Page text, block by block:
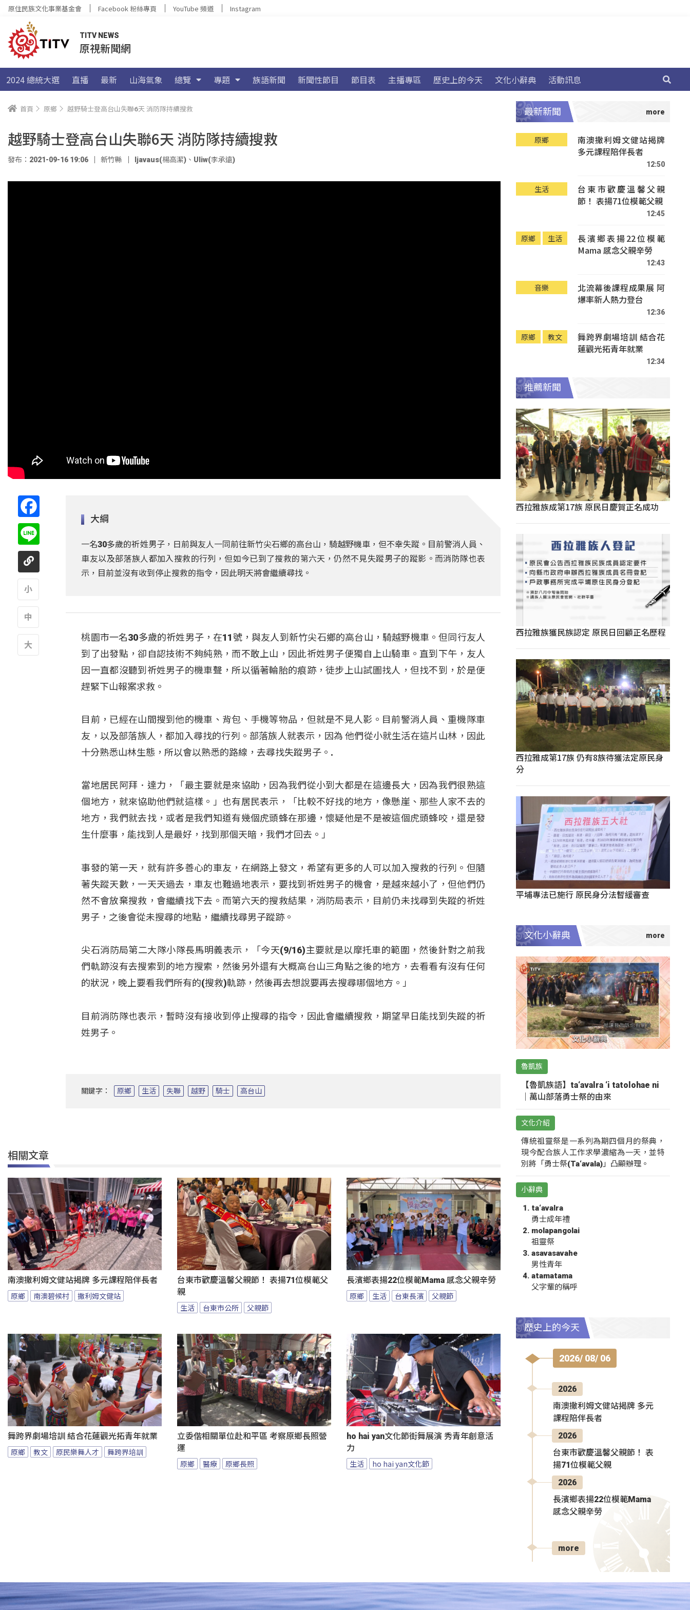
原住民族文化事業基金會 Facebook 粉絲專頁 YouTube 頻道 Instagram
TITV NEWS
原視新聞網
2024 總統大選 直播 最新 山海氣象 總覽 專題 族語新聞 新聞性節目 節目表 主播專區 歷史上的今天 文化小辭典 活動訊息
首頁 原鄉 越野騎士登高台山失聯6天 消防隊持續搜救
越野騎士登高台山失聯6天 消防隊持續搜救
發布：2021-09-16 19:06 新竹縣 ljavaus(楊高潔) 、 Uliw(李承遠)
大綱
一名30多歲的祈姓男子，日前與友人一同前往新竹尖石鄉的高台山，騎越野機車，但不幸失蹤。目前警消人員、
車友以及部落族人都加入搜救的行列，但如今已到了搜救的第六天，仍然不見失蹤男子的蹤影。而消防隊也表
示，目前並沒有收到停止搜救的指令，因此明天將會繼續尋找。
桃園市一名30多歲的祈姓男子，在11號，與友人到新竹尖石鄉的高台山，騎越野機車。但同行友人
到了出發點，卻自認技術不夠純熟，而不敢上山，因此祈姓男子便獨自上山騎車。直到下午，友人
因一直都沒聽到祈姓男子的機車聲，所以循著輪胎的痕跡，徒步上山試圖找人，但找不到，於是便
趕緊下山報案求救。
目前，已經在山間搜到他的機車、背包、手機等物品，但就是不見人影。目前警消人員、重機隊車
友，以及部落族人，都加入尋找的行列。部落族人就表示，因為 他們從小就生活在這片山林，因此
十分熟悉山林生態，所以會以熟悉的路線，去尋找失蹤男子。.
當地居民阿拜．達力，「最主要就是來協助，因為我們從小到大都是在這邊長大，因為我們很熟這
個地方，就來協助他們就這樣。」也有居民表示，「比較不好找的地方，像懸崖、那些人家不去的
地方，我們就去找，或者是我們知道有幾個虎頭蜂在那邊，懷疑他是不是被這個虎頭蜂咬，還是發
生什麼事，能找到人是最好，找到那個天暗，我們才回去。」
事發的第一天，就有許多善心的車友，在網路上發文，希望有更多的人可以加入搜救的行列。但隨
著失蹤天數，一天天過去，車友也難過地表示，要找到祈姓男子的機會，是越來越小了，但他們仍
然不會放棄搜救，會繼續找下去。而第六天的搜救結果，消防局表示，目前仍未找尋到失蹤的祈姓
男子，之後會從未搜尋的地點，繼續找尋男子蹤跡。
尖石消防局第二大隊小隊長馬明義表示，「今天(9/16)主要就是以摩托車的範圍，然後針對之前我
們軌跡沒有去搜索到的地方搜索，然後另外還有大概高台山三角點之後的地方，去看看有沒有任何
的狀況，晚上要看我們所有的(搜救)軌跡，然後再去想說要再去搜尋哪個地方。」
目前消防隊也表示，暫時沒有接收到停止搜尋的指令，因此會繼續搜救，期望早日能找到失蹤的祈
姓男子。
關鍵字： 原鄉 生活 失聯 越野 騎士 高台山
相關文章
南澳撒利姆文健站揭牌 多元課程陪伴長者
原鄉 南澳碧候村 撒利姆文健站
台東市歡慶溫馨父親節！ 表揚71位模範父
親
生活 台東市公所 父親節
長濱鄉表揚22位模範Mama 感念父親辛勞
原鄉 生活 台東長濱 父親節
舞跨界劇場培訓 結合花蓮觀光拓青年就業
原鄉 教文 原民樂舞人才 舞跨界培訓
立委偕相關單位赴和平區 考察原鄉長照營
運
原鄉 醫療 原鄉長照
ho hai yan文化節街舞展演 秀青年創意活
力
生活 ho hai yan文化節
最新新聞
原鄉
南澳撒利姆文健站揭牌
多元課程陪伴長者
12:50
生活
台東市歡慶溫馨父親
節！ 表揚71位模範父親
12:45
原鄉 生活
長濱鄉表揚22位模範
Mama 感念父親辛勞
12:43
音樂
北流幕後課程成果展 阿
爆率新人熱力登台
12:36
原鄉 教文
舞跨界劇場培訓 結合花
蓮觀光拓青年就業
12:34
推薦新聞
西拉雅族成第17族 原民日慶賀正名成功
西拉雅族獲民族認定 原民日回顧正名歷程
西拉雅成第17族 仍有8族待獲法定原民身
分
平埔專法已施行 原民身分法暫緩審查
文化小辭典
魯凱族
【魯凱族語】ta‘avalra ‘i tatolohae ni
｜萬山部落勇士祭的由來
文化介紹
傳統祖靈祭是一系列為期四個月的祭典，
現今配合族人工作求學濃縮為一天，並特
別將「勇士祭(Ta‘avala)」凸顯辦理。
小辭典
ta‘avalra
勇士成年禮
molapangolai
祖靈祭
asavasavahe
男性青年
atamatama
父字輩的稱呼
歷史上的今天
2026/ 08/ 06
2026
南澳撒利姆文健站揭牌 多元
課程陪伴長者
2026
台東市歡慶溫馨父親節！ 表
揚71位模範父親
2026
長濱鄉表揚22位模範Mama
感念父親辛勞
more